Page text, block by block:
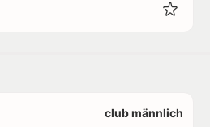
club männlich